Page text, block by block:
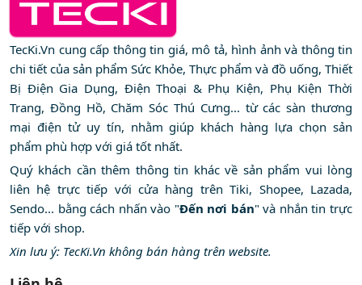
TecKi.Vn cung cấp thông tin giá, mô tả, hình ảnh và thông tin
chi tiết của sản phẩm Sức Khỏe, Thực phẩm và đồ uống, Thiết
Bị Điện Gia Dụng, Điện Thoại & Phụ Kiện, Phụ Kiện Thời
Trang, Đồng Hồ, Chăm Sóc Thú Cưng... từ các sàn thương
mại điện tử uy tín, nhằm giúp khách hàng lựa chọn sản
phẩm phù hợp với giá tốt nhất.
Quý khách cần thêm thông tin khác về sản phẩm vui lòng
liên hệ trực tiếp với cửa hàng trên Tiki, Shopee, Lazada,
Sendo... bằng cách nhấn vào "Đến nơi bán" và nhắn tin trực
tiếp với shop.
Xin lưu ý: TecKi.Vn không bán hàng trên website.